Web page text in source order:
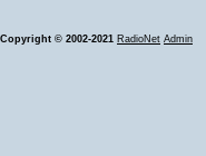
Copyright © 2002-2021 RadioNet Admin